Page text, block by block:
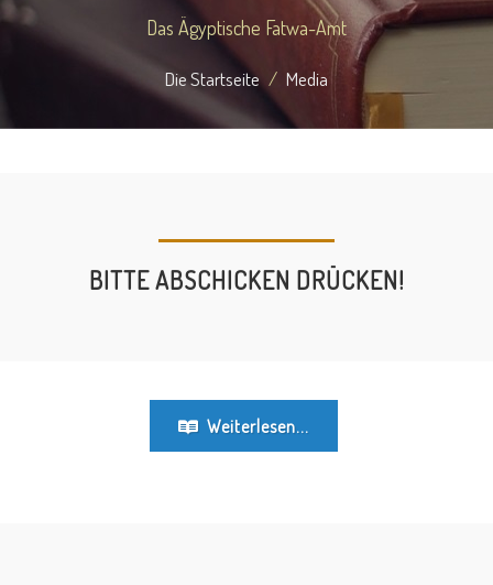
Das Ägyptische Fatwa-Amt
Die Startseite Media
BITTE ABSCHICKEN DRÜCKEN!
Weiterlesen...